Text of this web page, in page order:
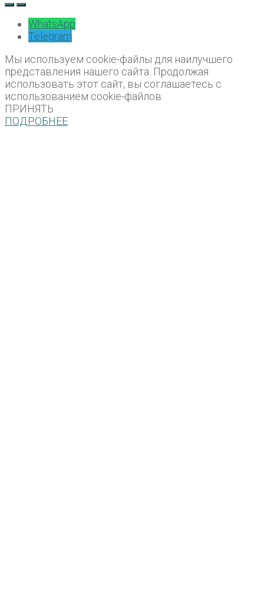
WhatsApp
Telegram
Мы используем cookie-файлы для наилучшего
представления нашего сайта. Продолжая
использовать этот сайт, вы соглашаетесь с
использованием cookie-файлов.
ПРИНЯТЬ
ПОДРОБНЕЕ